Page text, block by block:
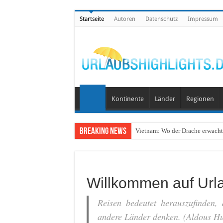
Startseite Autoren Datenschutz Impressum
Kontinente Länder Regionen
Breaking News Vietnam: Wo der Drache
Wo lohnt sich Urlaub auf dem
Willkommen auf
Reisen bedeutet
andere Länder denken. (Aldous